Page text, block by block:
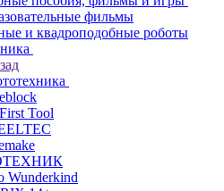
фильмы
и квадроподобные роботы
Tool
Wunderkind